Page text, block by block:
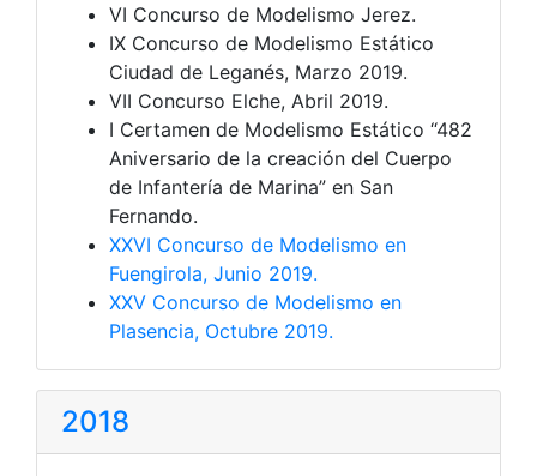
VI Concurso de Modelismo Jerez.
IX Concurso de Modelismo Estático
Ciudad de Leganés, Marzo 2019.
VII Concurso Elche, Abril 2019.
I Certamen de Modelismo Estático “482
Aniversario de la creación del Cuerpo
de Infantería de Marina” en San
Fernando.
XXVI Concurso de Modelismo en
Fuengirola, Junio 2019.
XXV Concurso de Modelismo en
Plasencia, Octubre 2019.
2018